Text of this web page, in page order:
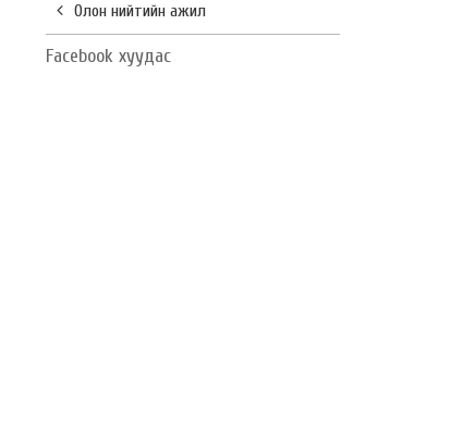
Олон нийтийн ажил
Facebook хуудас